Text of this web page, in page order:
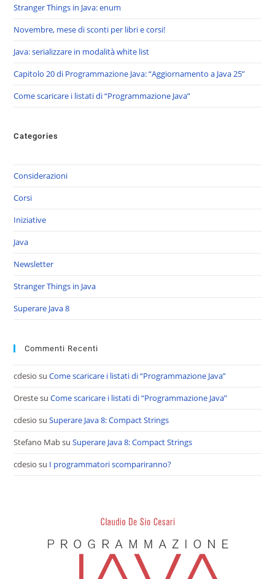
Stranger Things in Java: enum
Novembre, mese di sconti per libri e corsi!
Java: serializzare in modalità white list
Capitolo 20 di Programmazione Java: “Aggiornamento a Java 25”
Come scaricare i listati di “Programmazione Java”
Categories
Considerazioni
Corsi
Iniziative
Java
Newsletter
Stranger Things in Java
Superare Java 8
Commenti Recenti
cdesio suCome scaricare i listati di “Programmazione Java”
OrestesuCome scaricare i listati di “Programmazione Java”
cdesio suSuperare Java 8: Compact Strings
Stefano MabsuSuperare Java 8: Compact Strings
cdesio su I programmatori scompariranno?